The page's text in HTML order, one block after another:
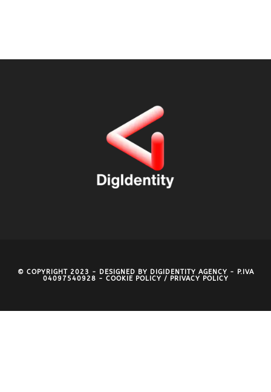
© COPYRIGHT 2023 - DESIGNED BY DIGIDENTITY AGENCY - P.IVA
04097540928 - COOKIE POLICY / PRIVACY POLICY